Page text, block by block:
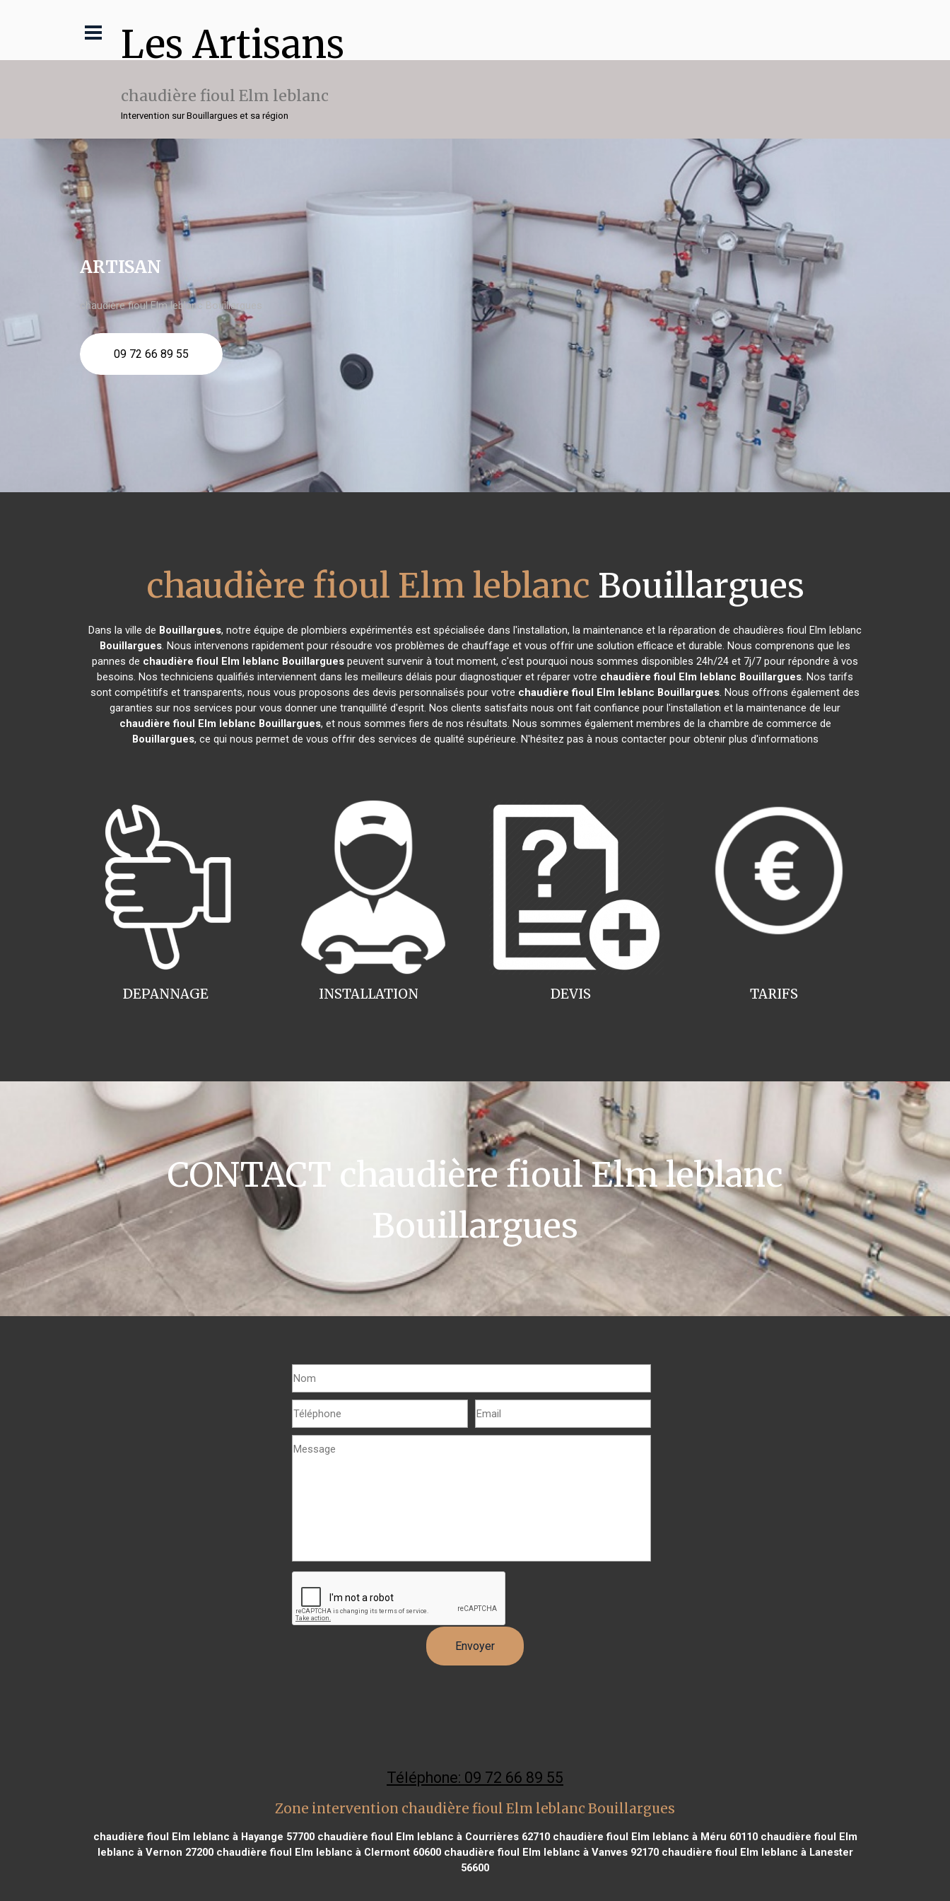
Les Artisans
chaudière fioul Elm leblanc
Intervention sur Bouillargues et sa région
ARTISAN
chaudière fioul Elm leblanc Bouillargues
09 72 66 89 55
chaudière fioul Elm leblanc Bouillargues
Dans la ville de Bouillargues, notre équipe de plombiers expérimentés est spécialisée dans l'installation, la maintenance et la réparation de chaudières fioul Elm leblanc
Bouillargues. Nous intervenons rapidement pour résoudre vos problèmes de chauffage et vous offrir une solution efficace et durable. Nous comprenons que les
pannes de chaudière fioul Elm leblanc Bouillargues peuvent survenir à tout moment, c'est pourquoi nous sommes disponibles 24h/24 et 7j/7 pour répondre à vos
besoins. Nos techniciens qualifiés interviennent dans les meilleurs délais pour diagnostiquer et réparer votre chaudière fioul Elm leblanc Bouillargues. Nos tarifs
sont compétitifs et transparents, nous vous proposons des devis personnalisés pour votre chaudière fioul Elm leblanc Bouillargues. Nous offrons également des
garanties sur nos services pour vous donner une tranquillité d'esprit. Nos clients satisfaits nous ont fait confiance pour l'installation et la maintenance de leur
chaudière fioul Elm leblanc Bouillargues, et nous sommes fiers de nos résultats. Nous sommes également membres de la chambre de commerce de
Bouillargues, ce qui nous permet de vous offrir des services de qualité supérieure. N'hésitez pas à nous contacter pour obtenir plus d'informations
INSTALLATION
DEPANNAGE TARIFS
DEVIS
CONTACT chaudière fioul Elm leblanc
Bouillargues
Téléphone: 09 72 66 89 55
Zone intervention chaudière fioul Elm leblanc Bouillargues
chaudière fioul Elm leblanc à Hayange 57700chaudière fioul Elm leblanc à Courrières 62710chaudière fioul Elm leblanc à Méru 60110chaudière fioul Elm
leblanc à Vernon 27200chaudière fioul Elm leblanc à Clermont 60600chaudière fioul Elm leblanc à Vanves 92170chaudière fioul Elm leblanc à Lanester
56600